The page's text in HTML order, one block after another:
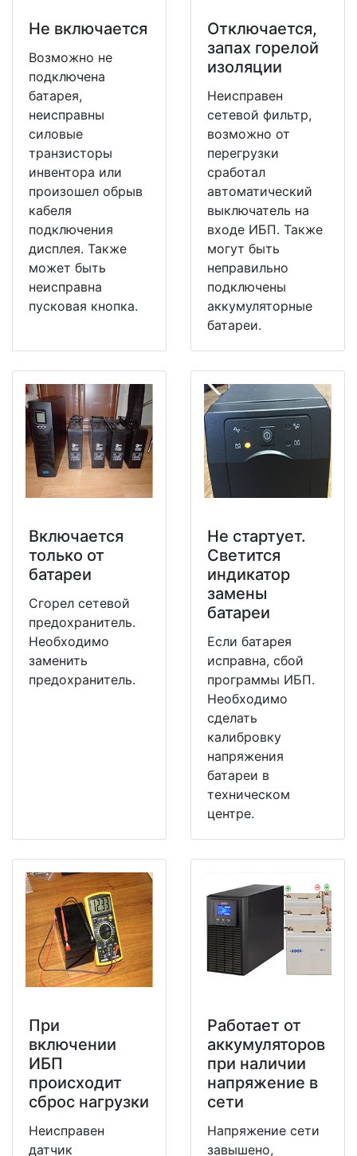
Не включается
Возможно не
подключена
батарея,
неисправны
силовые
транзисторы
инвентора или
произошел обрыв
кабеля
подключения
дисплея. Также
может быть
неисправна
пусковая кнопка.
Отключается,
запах горелой
изоляции
Неисправен
сетевой фильтр,
возможно от
перегрузки
сработал
автоматический
выключатель на
входе ИБП. Также
могут быть
неправильно
подключены
аккумуляторные
батареи.
Включается
только от
батареи
Сгорел сетевой
предохранитель.
Необходимо
заменить
предохранитель.
Не стартует.
Светится
индикатор
замены
батареи
Если батарея
исправна, сбой
программы ИБП.
Необходимо
сделать
калибровку
напряжения
батареи в
техническом
центре.
При
включении
ИБП
происходит
сброс нагрузки
Неисправен
датчик
Работает от
аккумуляторов
при наличии
напряжение в
сети
Напряжение сети
завышено,